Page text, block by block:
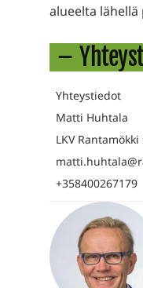
alueelta lähellä
Yhteystiedot
Matti Huhtala
LKV Rantamökki
+358400267179